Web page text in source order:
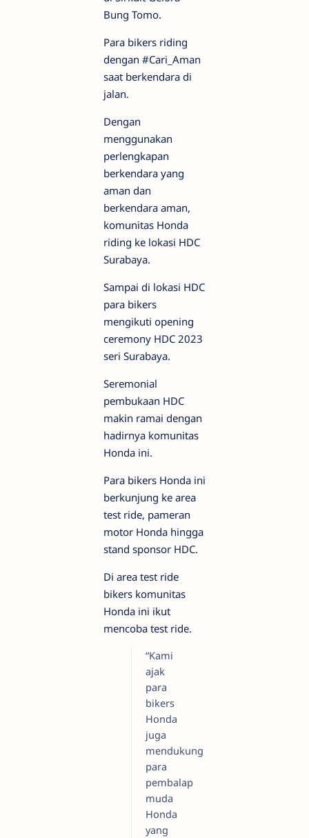
Bung Tomo.
Para bikers riding
dengan #Cari_Aman
saat berkendara di
jalan.
Dengan
menggunakan
perlengkapan
berkendara yang
aman dan
berkendara aman,
komunitas Honda
riding ke lokasi HDC
Surabaya.
Sampai di lokasi HDC
para bikers
mengikuti opening
ceremony HDC 2023
seri Surabaya.
Seremonial
pembukaan HDC
makin ramai dengan
hadirnya komunitas
Honda ini.
Para bikers Honda ini
berkunjung ke area
test ride, pameran
motor Honda hingga
stand sponsor HDC.
Di area test ride
bikers komunitas
Honda ini ikut
mencoba test ride.
“Kami
ajak
para
bikers
Honda
juga
mendukung
para
pembalap
muda
Honda
yang